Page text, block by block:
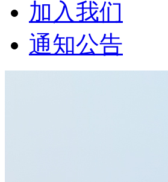
加入我们
通知公告